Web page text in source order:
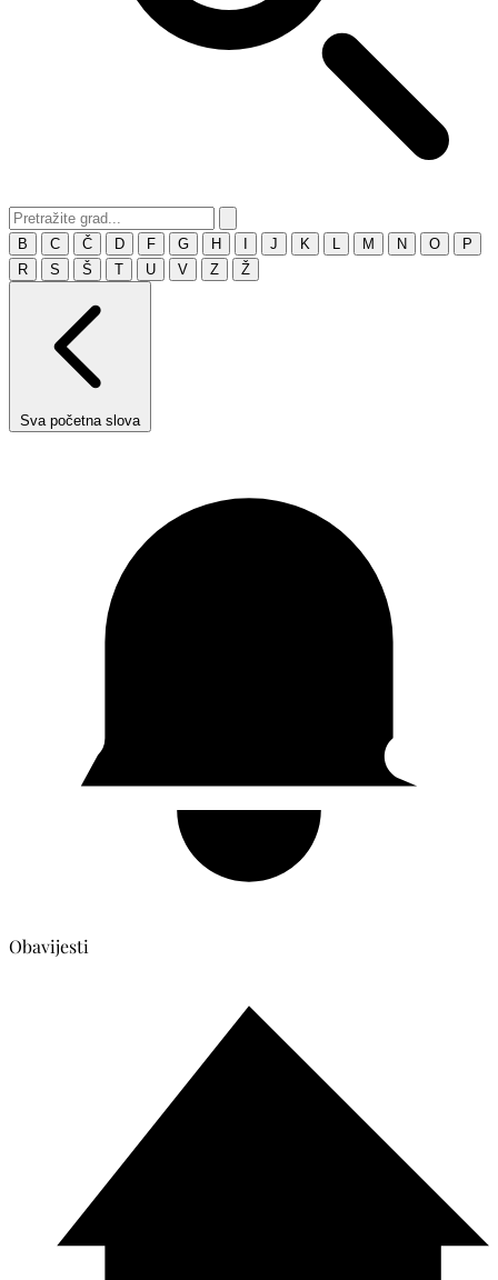
B C Č D F G H J K M N O
P
R
S Š T U V Z Ž
Sva početna slova
Obavijesti